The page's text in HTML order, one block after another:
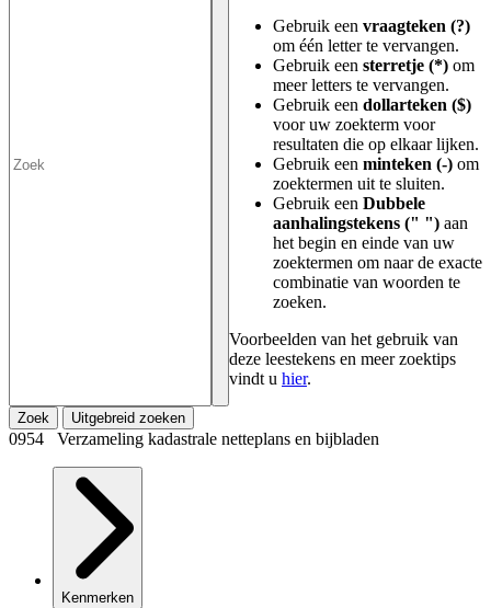
Gebruik een vraagteken (?)
om één letter te vervangen.
Gebruik een sterretje (*) om
meer letters te vervangen.
Gebruik een dollarteken ($)
voor uw zoekterm voor
resultaten die op elkaar lijken.
Gebruik een minteken (-) om
zoektermen uit te sluiten.
Gebruik een Dubbele
aanhalingstekens (" ") aan
het begin en einde van uw
zoektermen om naar de exacte
combinatie van woorden te
zoeken.
Voorbeelden van het gebruik van
deze leestekens en meer zoektips
vindt u hier.
Zoek Uitgebreid zoeken
0954 Verzameling kadastrale netteplans en bijbladen
Kenmerken